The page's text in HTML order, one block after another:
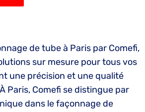
de tube à Paris par Comefi,
sur mesure pour tous vos
une précision et une qualité
Paris, Comefi se distingue par
dans le façonnage de